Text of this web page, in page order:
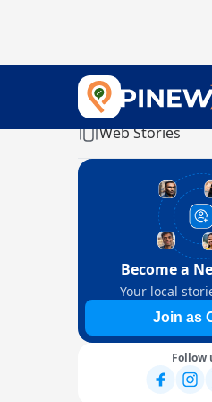
Home
Web Stories
Become a
Your local
Join as
Follow